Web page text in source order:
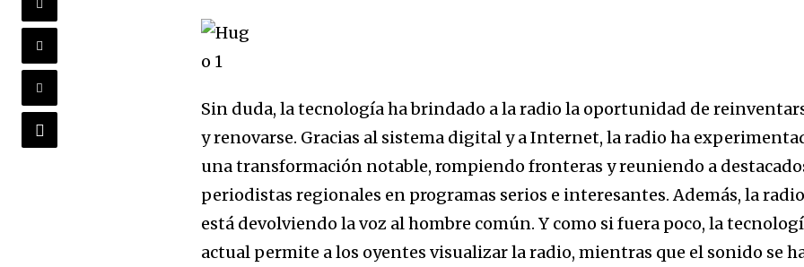
Sin duda, la tecnología ha brindado a la radio la oportunidad de
y renovarse. Gracias al sistema digital y a Internet, la radio ha
una transformación notable, rompiendo fronteras y reuniendo a
periodistas regionales en programas serios e interesantes. Además, la radio
está devolviendo la voz al hombre común. Y como si fuera poco, la
actual permite a los oyentes visualizar la radio, mientras que el sonido se